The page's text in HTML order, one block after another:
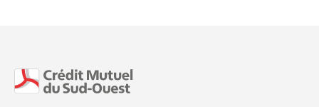
Fin de page